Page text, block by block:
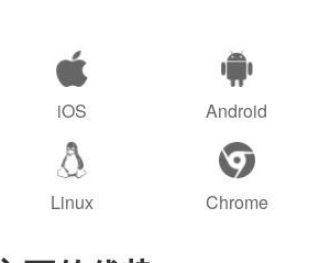
iOS Android
Linux Chrome